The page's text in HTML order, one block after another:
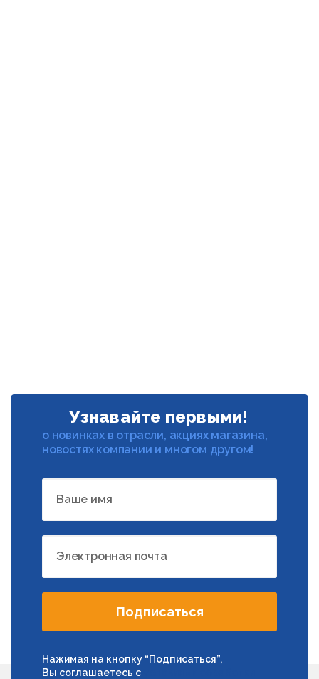
Узнавайте первыми!
о новинках в отрасли, акциях магазина,
новостях компании и многом другом!
Ваше имя
Электронная почта
Подписаться
Нажимая на кнопку “Подписаться”,
Вы соглашаетесь с